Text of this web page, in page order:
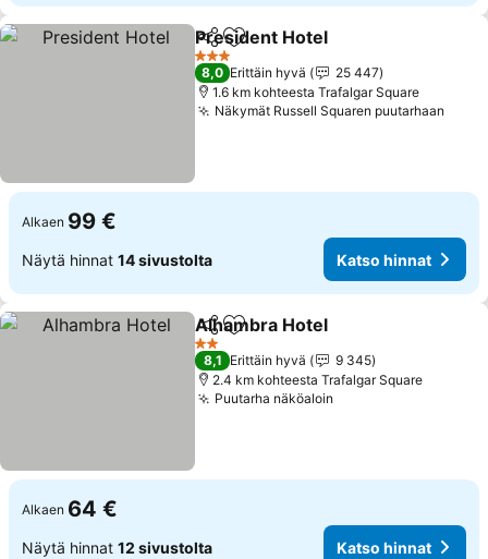
Jaa Lisää suosikkeihin
President Hotel
3 Tähtiluokitus
8,0 Erittäin hyvä
25 447
1.6 km kohteesta Trafalgar Square
Näkymät Russell Squaren puutarhaan
Alkaen 99 €
Näytä hinnat 14 sivustolta Katso hinnat
Jaa Lisää suosikkeihin
Alhambra Hotel
2 Tähtiluokitus
8,1 Erittäin hyvä
9 345
2.4 km kohteesta Trafalgar Square
Puutarha näköaloin
Alkaen 64 €
Näytä hinnat 12 sivustolta Katso hinnat